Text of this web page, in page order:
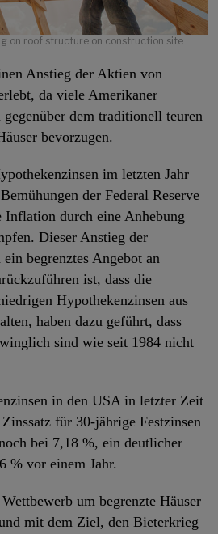
on roof structure on construction site
Anstieg der Aktien von
da viele Amerikaner
gegenüber dem traditionell teuren
bevorzugen.
im letzten Jahr
der Federal Reserve
durch eine Anhebung
Dieser Anstieg der
begrenztes Angebot an
ist, dass die
Hypothekenzinsen aus
haben dazu geführt, dass
sind wie seit 1984 nicht
in den USA in letzter Zeit
für 30-jährige Festzinsen
bei 7,18 %, ein deutlicher
% vor einem Jahr.
um begrenzte Häuser
mit dem Ziel, den Bieterkrieg